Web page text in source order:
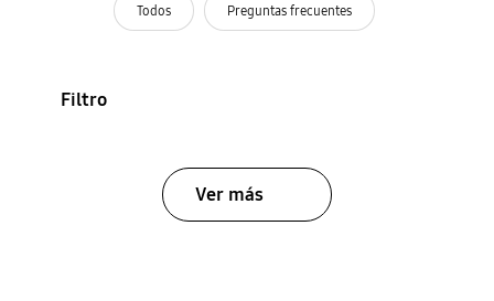
Todos Preguntas frecuentes
Filtro
Ver más